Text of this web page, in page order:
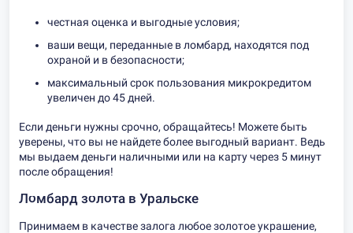
честная оценка и выгодные условия;
ваши вещи, переданные в ломбард, находятся под
охраной и в безопасности;
максимальный срок пользования микрокредитом
увеличен до 45 дней.
Если деньги нужны срочно, обращайтесь! Можете быть
уверены, что вы не найдете более выгодный вариант. Ведь
мы выдаем деньги наличными или на карту через 5 минут
после обращения!
Ломбард золота в Уральске
Принимаем в качестве залога любое золотое украшение,